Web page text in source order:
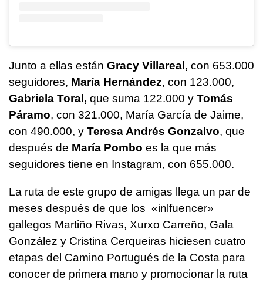
Junto a ellas están Gracy Villareal, con 653.000
seguidores, María Hernández, con 123.000,
Gabriela Toral, que suma 122.000 y Tomás
Páramo, con 321.000, María García de Jaime,
con 490.000, y Teresa Andrés Gonzalvo, que
después de María Pombo es la que más
seguidores tiene en Instagram, con 655.000.
La ruta de este grupo de amigas llega un par de
meses después de que los «inlfuencer»
gallegos Martiño Rivas, Xurxo Carreño, Gala
González y Cristina Cerqueiras hiciesen cuatro
etapas del Camino Portugués de la Costa para
conocer de primera mano y promocionar la ruta